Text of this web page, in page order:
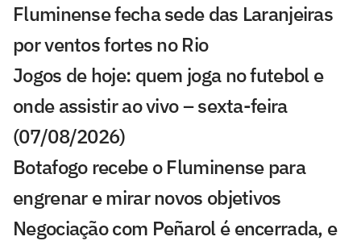
Fluminense fecha sede das Laranjeiras
por ventos fortes no Rio
Jogos de hoje: quem joga no futebol e
onde assistir ao vivo – sexta-feira
(07/08/2026)
Botafogo recebe o Fluminense para
engrenar e mirar novos objetivos
Negociação com Peñarol é encerrada, e